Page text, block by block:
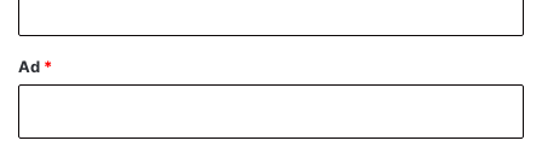
Ad *